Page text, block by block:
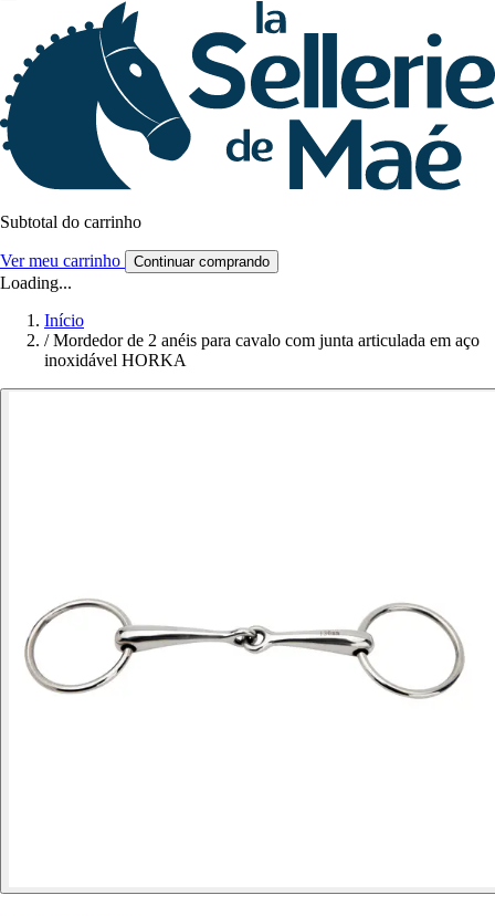
Subtotal do carrinho
Ver meu carrinho Continuar comprando
Loading...
Início
/ Mordedor de 2 anéis para cavalo com junta articulada em aço
inoxidável HORKA